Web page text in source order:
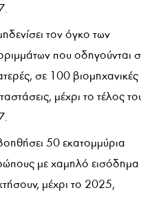
τον όγκο των
που οδηγούνται
σε 100 βιομηχανικές
μέχρι το τέλος
50 εκατομμύρια
με χαμηλό εισόδημα
μέχρι το 2025,